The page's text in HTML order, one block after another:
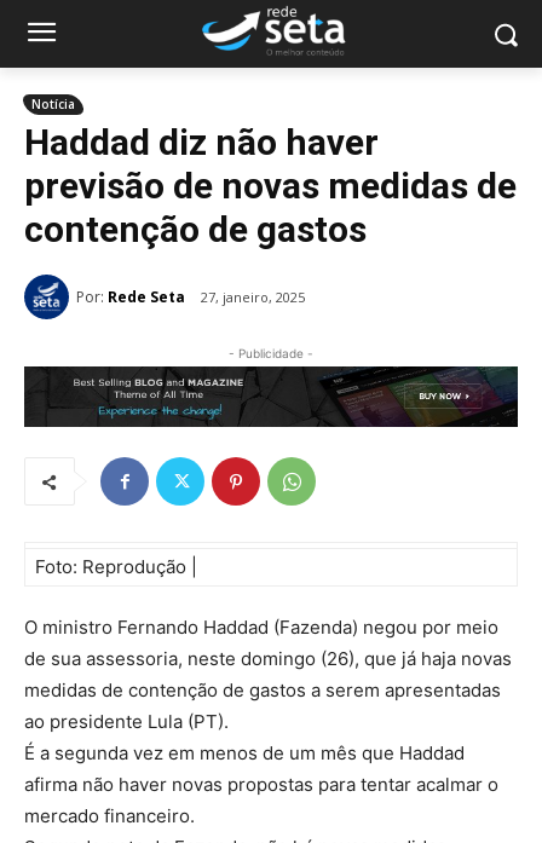
Notícia
Haddad diz não haver
previsão de novas medidas de
contenção de gastos
Por: Rede Seta 27, janeiro, 2025
- Publicidade -
Foto: Reprodução |
O ministro Fernando Haddad (Fazenda) negou por meio
de sua assessoria, neste domingo (26), que já haja novas
medidas de contenção de gastos a serem apresentadas
ao presidente Lula (PT).
É a segunda vez em menos de um mês que Haddad
afirma não haver novas propostas para tentar acalmar o
mercado financeiro.